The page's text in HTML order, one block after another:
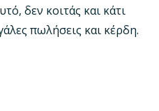
δεν κοιτάς και κάτι
πωλήσεις και κέρδη.